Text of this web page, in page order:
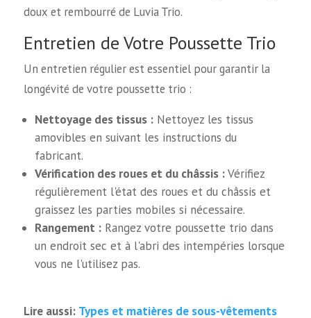
doux et rembourré de Luvia Trio.
Entretien de Votre Poussette Trio
Un entretien régulier est essentiel pour garantir la
longévité de votre poussette trio :
Nettoyage des tissus : Nettoyez les tissus
amovibles en suivant les instructions du
fabricant.
Vérification des roues et du châssis :Vérifiez
régulièrement l'état des roues et du châssis et
graissez les parties mobiles si nécessaire.
Rangement : Rangez votre poussette trio dans
un endroit sec et à l'abri des intempéries lorsque
vous ne l'utilisez pas.
Lire aussi: Types et matières de sous-vêtements